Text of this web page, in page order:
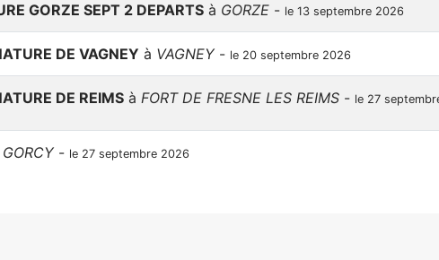
GORZE SEPT 2 DEPARTS à GORZE - le 13 septembre 2026
DE VAGNEY à VAGNEY - le 20 septembre 2026
DE REIMS à FORT DE FRESNE LES REIMS - le 27
GORCY - le 27 septembre 2026